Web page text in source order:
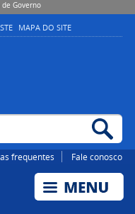
Governo
MAPA DO SITE
frequentes Fale conosco